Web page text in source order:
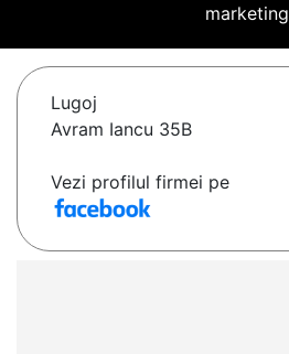
marketing
Lugoj
Avram Iancu 35B
Vezi profilul firmei pe